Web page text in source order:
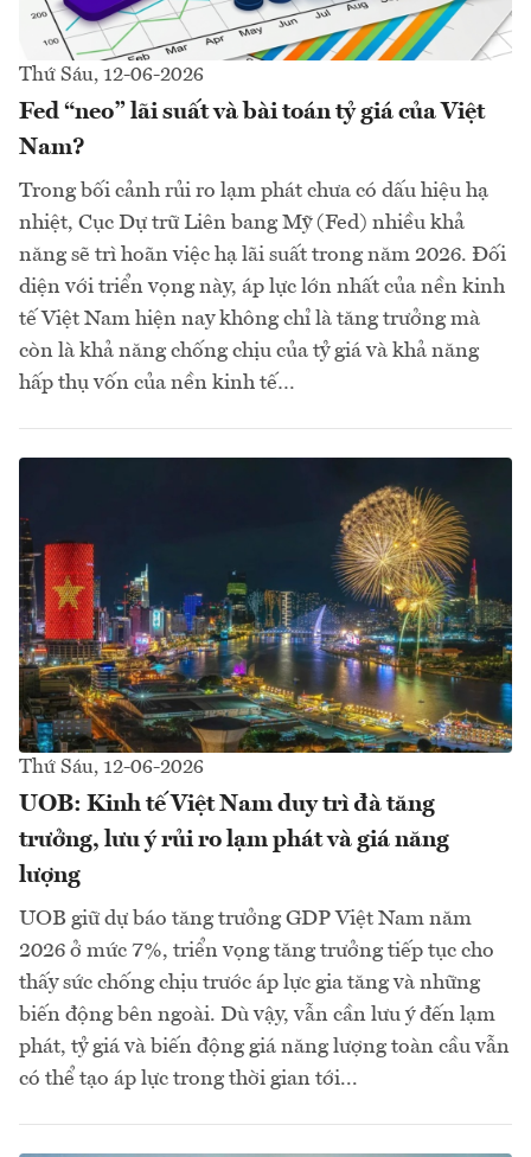
Thứ Sáu, 12-06-2026
Fed “neo” lãi suất và bài toán tỷ giá của Việt
Nam?
Trong bối cảnh rủi ro lạm phát chưa có dấu hiệu hạ
nhiệt, Cục Dự trữ Liên bang Mỹ (Fed) nhiều khả
năng sẽ trì hoãn việc hạ lãi suất trong năm 2026. Đối
diện với triển vọng này, áp lực lớn nhất của nền kinh
tế Việt Nam hiện nay không chỉ là tăng trưởng mà
còn là khả năng chống chịu của tỷ giá và khả năng
hấp thụ vốn của nền kinh tế…
Thứ Sáu, 12-06-2026
UOB: Kinh tế Việt Nam duy trì đà tăng
trưởng, lưu ý rủi ro lạm phát và giá năng
lượng
UOB giữ dự báo tăng trưởng GDP Việt Nam năm
2026 ở mức 7%, triển vọng tăng trưởng tiếp tục cho
thấy sức chống chịu trước áp lực gia tăng và những
biến động bên ngoài. Dù vậy, vẫn cần lưu ý đến lạm
phát, tỷ giá và biến động giá năng lượng toàn cầu vẫn
có thể tạo áp lực trong thời gian tới...